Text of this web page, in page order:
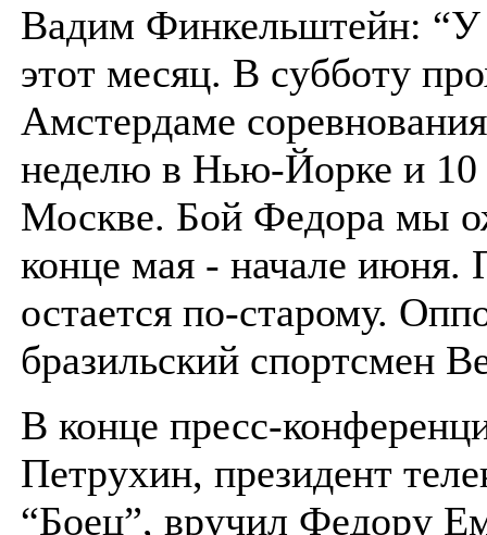
Вадим Финкельштейн: “У
этот месяц. В субботу
Амстердаме
неделю в Нью-Йорке и 10
Москве. Бой Федора мы
конце мая - начале июня.
остается по-старому.
бразильский спортсмен
В конце пресс-
Петрухин, президент
“Боец”, вручил Федору